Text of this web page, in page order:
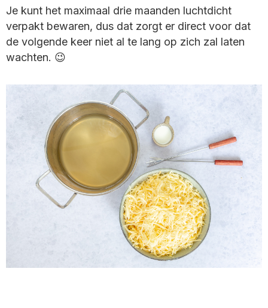
Je kunt het maximaal drie maanden luchtdicht
verpakt bewaren, dus dat zorgt er direct voor dat
de volgende keer niet al te lang op zich zal laten
wachten. 😉